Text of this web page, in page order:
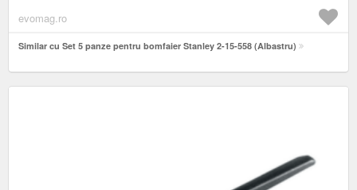
evomag.ro
Similar cu Set 5 panze pentru bomfaier Stanley 2-15-558 (Albastru)